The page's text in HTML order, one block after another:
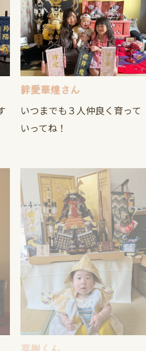
絆愛華煌さん
いつまでも３人仲良く育って
いってね！
芽樹くん